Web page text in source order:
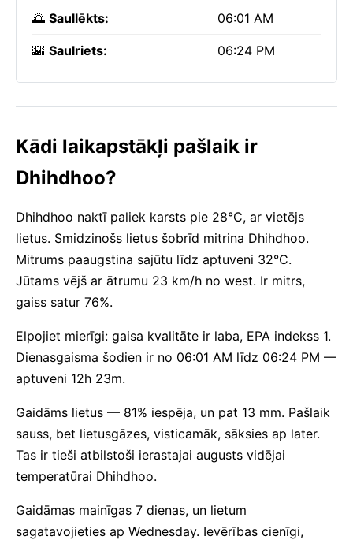
🌅 Saullēkts: 06:01 AM
🌇 Saulriets: 06:24 PM
Kādi laikapstākļi pašlaik ir
Dhihdhoo?
Dhihdhoo naktī paliek karsts pie 28°C, ar vietējs
lietus. Smidzinošs lietus šobrīd mitrina Dhihdhoo.
Mitrums paaugstina sajūtu līdz aptuveni 32°C.
Jūtams vējš ar ātrumu 23 km/h no west. Ir mitrs,
gaiss satur 76%.
Elpojiet mierīgi: gaisa kvalitāte ir laba, EPA indekss 1.
Dienasgaisma šodien ir no 06:01 AM līdz 06:24 PM —
aptuveni 12h 23m.
Gaidāms lietus — 81% iespēja, un pat 13 mm. Pašlaik
sauss, bet lietusgāzes, visticamāk, sāksies ap later.
Tas ir tieši atbilstoši ierastajai augusts vidējai
temperatūrai Dhihdhoo.
Gaidāmas mainīgas 7 dienas, un lietum
sagatavojieties ap Wednesday. Ievērības cienīgi,